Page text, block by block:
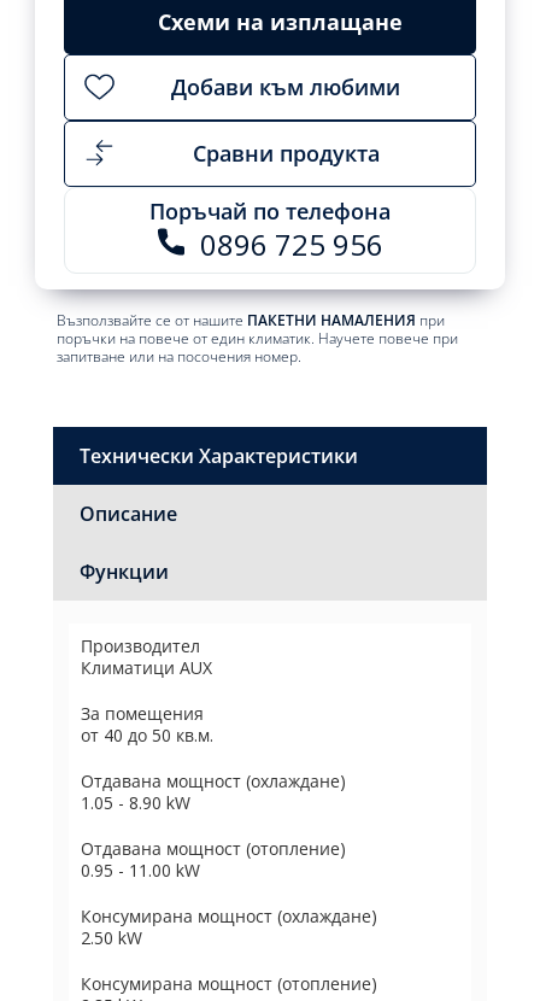
Схеми на изплащане
Добави към любими
Сравни продукта
Поръчай по телефона
0896 725 956
Възползвайте се от нашите ПАКЕТНИ НАМАЛЕНИЯ при
поръчки на повече от един климатик. Научете повече при
запитване или на посочения номер.
Технически Характеристики
Описание
Функции
Производител
Климатици AUX
За помещения
от 40 до 50 кв.м.
Отдавана мощност (охлаждане)
1.05 - 8.90 kW
Отдавана мощност (отопление)
0.95 - 11.00 kW
Консумирана мощност (охлаждане)
2.50 kW
Консумирана мощност (отопление)